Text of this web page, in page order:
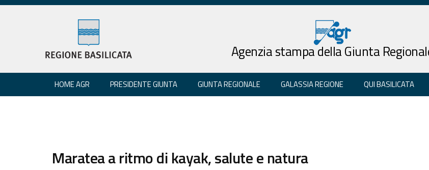
Agenzia stampa della Giunta
HOME AGR PRESIDENTE GIUNTA GIUNTA REGIONALE GALASSIA REGIONE QUI BASILICATA
Maratea a ritmo di kayak, salute e natura